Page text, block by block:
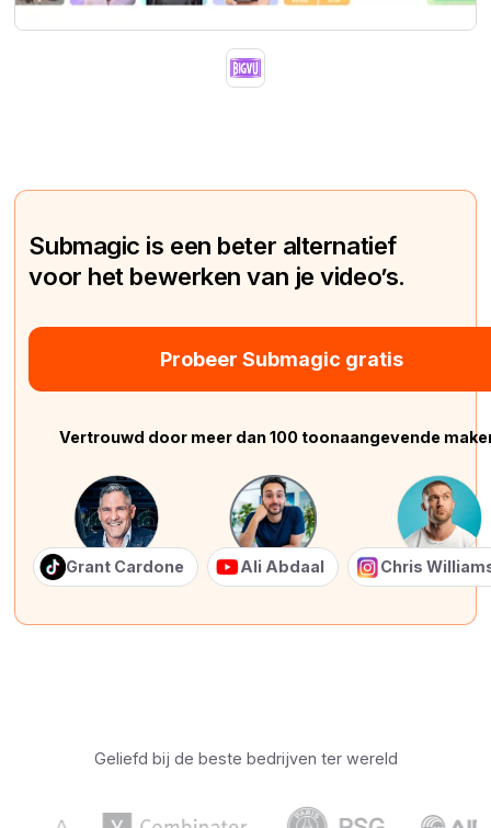
Submagic is een beter alternatief
voor het bewerken van je video’s.
Probeer Submagic gratis
Vertrouwd door meer dan 100 toonaangevende
Grant Cardone Ali Abdaal Chris
Geliefd bij de beste bedrijven ter wereld